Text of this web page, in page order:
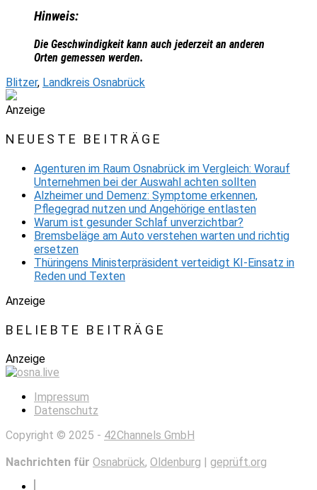
Hinweis:
Die Geschwindigkeit kann auch jederzeit an anderen
Orten gemessen werden.
Blitzer, Landkreis Osnabrück
Anzeige
NEUESTE BEITRÄGE
Agenturen im Raum Osnabrück im Vergleich: Worauf
Unternehmen bei der Auswahl achten sollten
Alzheimer und Demenz: Symptome erkennen,
Pflegegrad nutzen und Angehörige entlasten
Warum ist gesunder Schlaf unverzichtbar?
Bremsbeläge am Auto verstehen warten und richtig
ersetzen
Thüringens Ministerpräsident verteidigt KI-Einsatz in
Reden und Texten
Anzeige
BELIEBTE BEITRÄGE
Anzeige
Impressum
Datenschutz
Copyright © 2025 - 42Channels GmbH
Nachrichten für Osnabrück, Oldenburg | geprüft.org